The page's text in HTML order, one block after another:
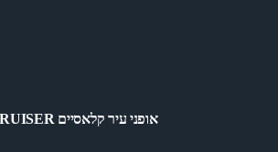
אופני עיר קלאסיים CRUISER